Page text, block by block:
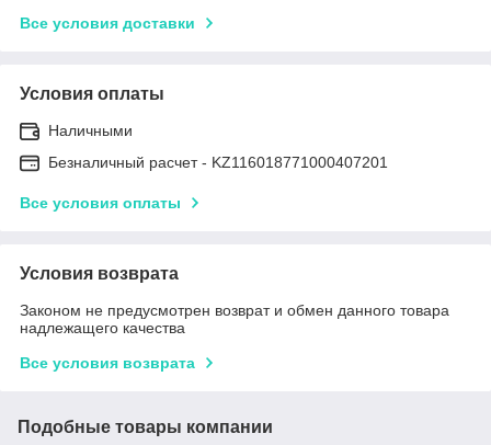
Все условия доставки
Условия оплаты
Наличными
Безналичный расчет - KZ116018771000407201
Все условия оплаты
Условия возврата
Законом не предусмотрен возврат и обмен данного товара
надлежащего качества
Все условия возврата
Подобные товары компании